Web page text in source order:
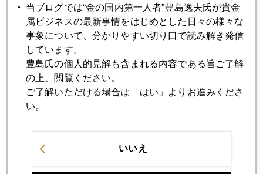
2025年07月10日
金ＥＴＦ「神話」に一石
2025年07月08日
こんな時代もあった、２００５年の話
2025年07月07日
2025年07月04日
当ブログでは“金の国内第一人者”豊島逸夫氏が貴金
属ビジネスの最新事情をはじめとした日々の様々な
事象について、分かりやすい切り口で読み解き発信
しています。
豊島氏の個人的見解も含まれる内容である旨ご了解
の上、閲覧ください。
ご了解いただける場合は「はい」よりお進みくださ
い。
いいえ